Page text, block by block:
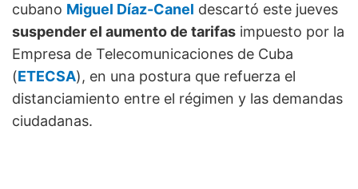
cubano Miguel Díaz-Canel descartó este jueves
suspender el aumento de tarifas impuesto por la
Empresa de Telecomunicaciones de Cuba
(ETECSA), en una postura que refuerza el
distanciamiento entre el régimen y las demandas
ciudadanas.